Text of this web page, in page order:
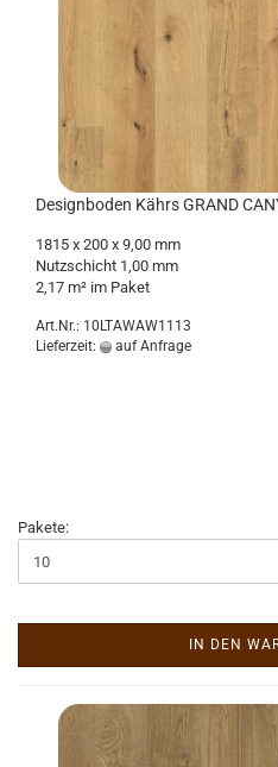
De­sign­bo­den Kährs GRAND
1815 x 200 x 9,00 mm
Nutz­schicht 1,00 mm
2,17 m² im Paket
Art.Nr.: 10LTAWAW1113
Lieferzeit:
auf Anfrage
Pakete:
IN DEN